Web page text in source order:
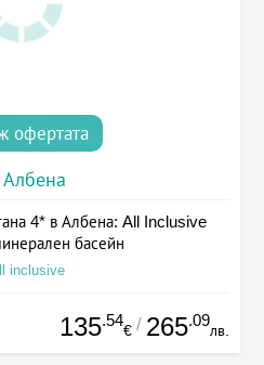
офертата
Албена
4* в Албена: All Inclusive
басейн
inclusive
135.54
€ / 265.09
лв.